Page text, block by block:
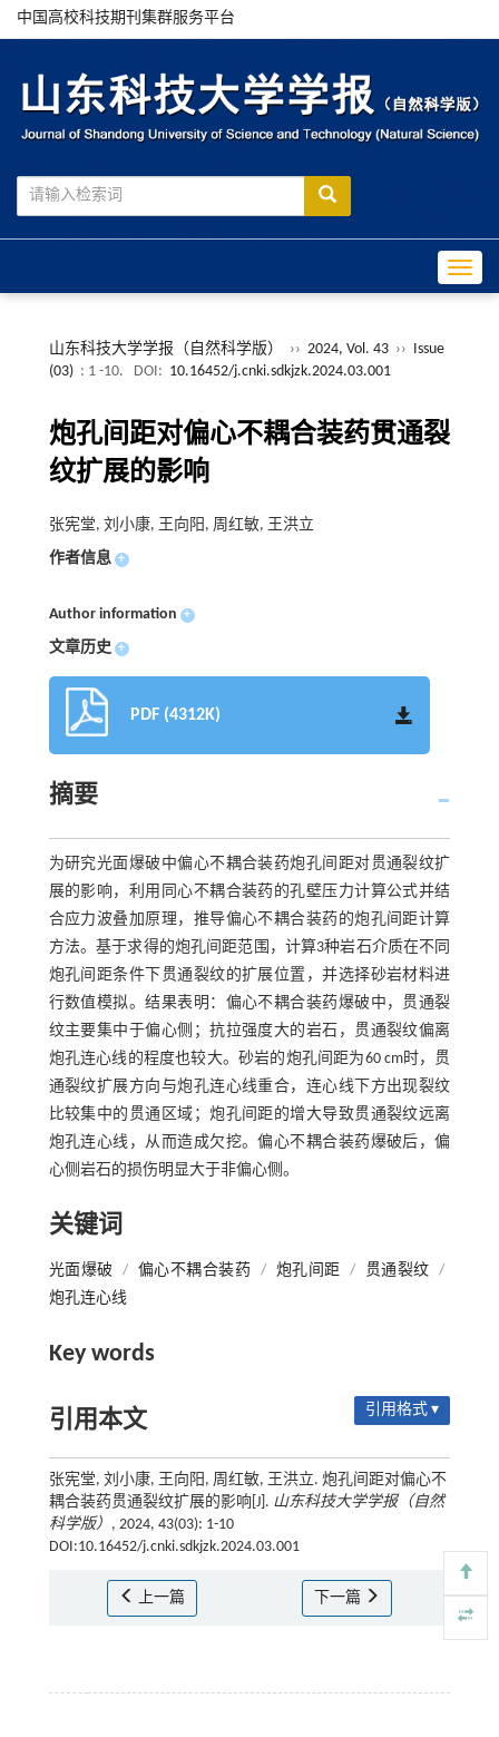
中国高校科技期刊集群服务平台
山东科技大学学报（自然科学版） ›› 2024, Vol. 43 ›› Issue
(03) : 1 -10. DOI: 10.16452/j.cnki.sdkjzk.2024.03.001
炮孔间距对偏心不耦合装药贯通裂
纹扩展的影响
张宪堂, 刘小康, 王向阳, 周红敏, 王洪立
作者信息 +
Author information +
文章历史 +
PDF (4312K)
摘要
为研究光面爆破中偏心不耦合装药炮孔间距对贯通裂纹扩
展的影响，利用同心不耦合装药的孔壁压力计算公式并结
合应力波叠加原理，推导偏心不耦合装药的炮孔间距计算
方法。基于求得的炮孔间距范围，计算3种岩石介质在不同
炮孔间距条件下贯通裂纹的扩展位置，并选择砂岩材料进
行数值模拟。结果表明：偏心不耦合装药爆破中，贯通裂
纹主要集中于偏心侧；抗拉强度大的岩石，贯通裂纹偏离
炮孔连心线的程度也较大。砂岩的炮孔间距为60 cm时，贯
通裂纹扩展方向与炮孔连心线重合，连心线下方出现裂纹
比较集中的贯通区域；炮孔间距的增大导致贯通裂纹远离
炮孔连心线，从而造成欠挖。偏心不耦合装药爆破后，偏
心侧岩石的损伤明显大于非偏心侧。
关键词
光面爆破 / 偏心不耦合装药 / 炮孔间距 / 贯通裂纹
/
炮孔连心线
Key words
引用本文 引用格式 ▾
张宪堂, 刘小康, 王向阳, 周红敏, 王洪立. 炮孔间距对偏心不
耦合装药贯通裂纹扩展的影响[J]. 山东科技大学学报（自然
科学版） , 2024, 43(03): 1-10
DOI:10.16452/j.cnki.sdkjzk.2024.03.001
上一篇 下一篇